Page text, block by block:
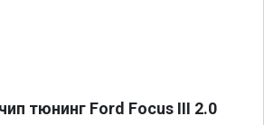
тюнинг Ford Focus III 2.0